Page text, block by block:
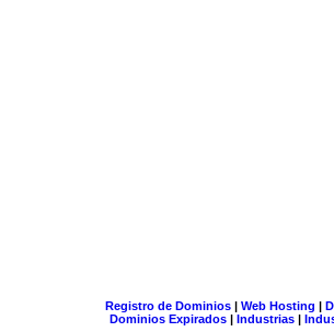
Registro de Dominios| Web Hosting |
Dominios Expirados | Industrias |